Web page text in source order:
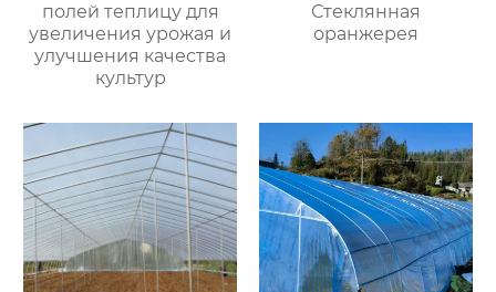
полей теплицу для
увеличения урожая и
улучшения качества
культур
Стеклянная
оранжерея